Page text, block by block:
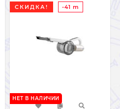
СКИДКА! -41 m
НЕТ В НАЛИЧИИ